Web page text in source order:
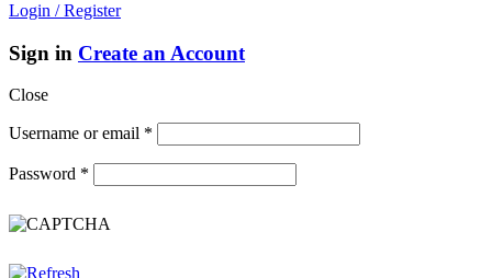
Login / Register
Sign in Create an Account
Close
Username or email *
Password *